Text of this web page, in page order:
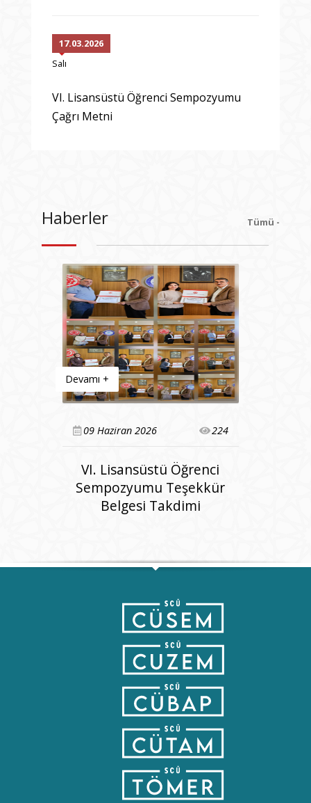
17.03.2026
Salı
VI. Lisansüstü Öğrenci Sempozyumu
Çağrı Metni
Haberler Tümü -
Devamı +
09 Haziran 2026 224
VI. Lisansüstü Öğrenci
Sempozyumu Teşekkür
Belgesi Takdimi